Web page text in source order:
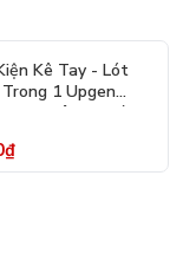
Kê Tay - Lót
1 Upgen
Kit - Nâu Da Bò